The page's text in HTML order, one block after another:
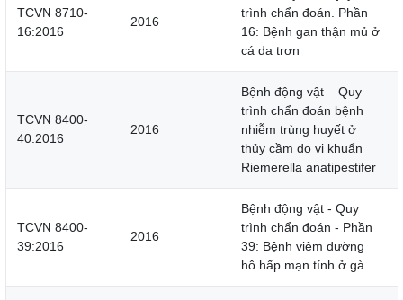
TCVN 8710-
16:2016
2016
trình chẩn đoán. Phần
16: Bệnh gan thận mủ ở
cá da trơn
TCVN 8400-
40:2016
2016
Bệnh động vật – Quy
trình chẩn đoán bệnh
nhiễm trùng huyết ở
thủy cầm do vi khuẩn
Riemerella anatipestifer
TCVN 8400-
39:2016
2016
Bệnh động vật - Quy
trình chẩn đoán - Phần
39: Bệnh viêm đường
hô hấp mạn tính ở gà